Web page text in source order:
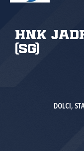
HNK
(SG)
DOLCI,